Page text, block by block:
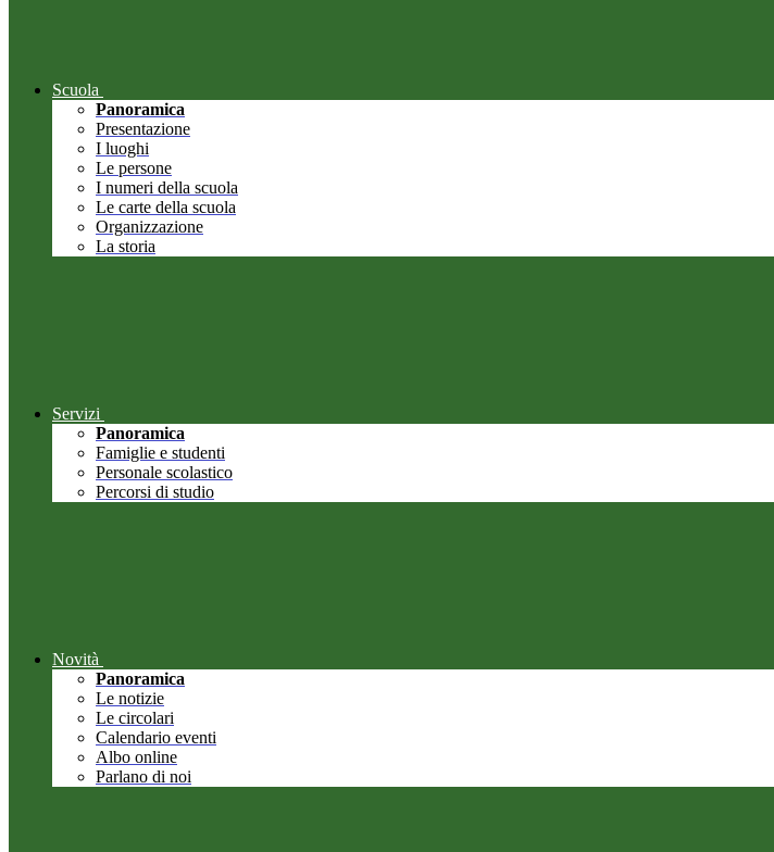
Scuola
Panoramica
Presentazione
I luoghi
Le persone
I numeri della scuola
Le carte della scuola
Organizzazione
La storia
Servizi
Panoramica
Famiglie e studenti
Personale scolastico
Percorsi di studio
Novità
Panoramica
Le notizie
Le circolari
Calendario eventi
Albo online
Parlano di noi